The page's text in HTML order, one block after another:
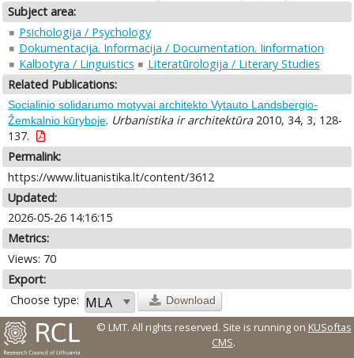
Subject area:
Psichologija / Psychology
Dokumentacija. Informacija / Documentation. Iinformation
Kalbotyra / Linguistics
Literatūrologija / Literary Studies
Related Publications:
Socialinio solidarumo motyvai architekto Vytauto Landsbergio-
Žemkalnio kūryboje. Urbanistika ir architektūra2010, 34, 3, 128-
137.
Permalink:
https://www.lituanistika.lt/content/3612
Updated:
2026-05-26 14:16:15
Metrics:
Views: 70
Export:
Choose type:
Download
© LMT. All rights reserved. Site is running on KUSoftas
CMS.